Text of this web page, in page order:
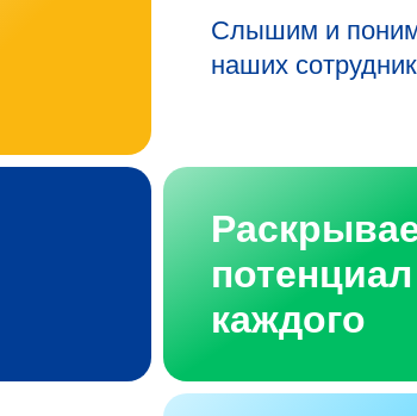
Слышим и
наших
потенциал
каждого